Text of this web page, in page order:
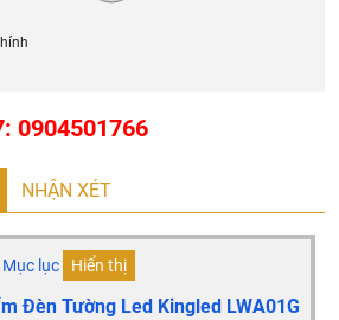
0904501766
NHẬN XÉT
Mục lục Hiển thị
Đèn Tường Led Kingled LWA01G